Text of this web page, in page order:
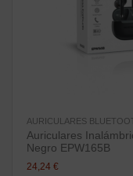
AURICULARES
Auriculares
Negro EPW165B
24,24 €